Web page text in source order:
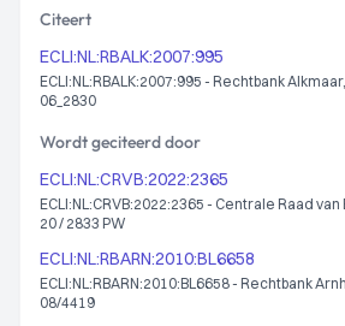
Citeert
ECLI:NL:RBALK:2007:995
ECLI:NL:RBALK:2007:995 - Rechtbank
06_2830
Wordt geciteerd door
ECLI:NL:CRVB:2022:2365
ECLI:NL:CRVB:2022:2365 - Centrale Raad
20 / 2833 PW
ECLI:NL:RBARN:2010:BL6658
ECLI:NL:RBARN:2010:BL6658 - Rechtbank
08/4419